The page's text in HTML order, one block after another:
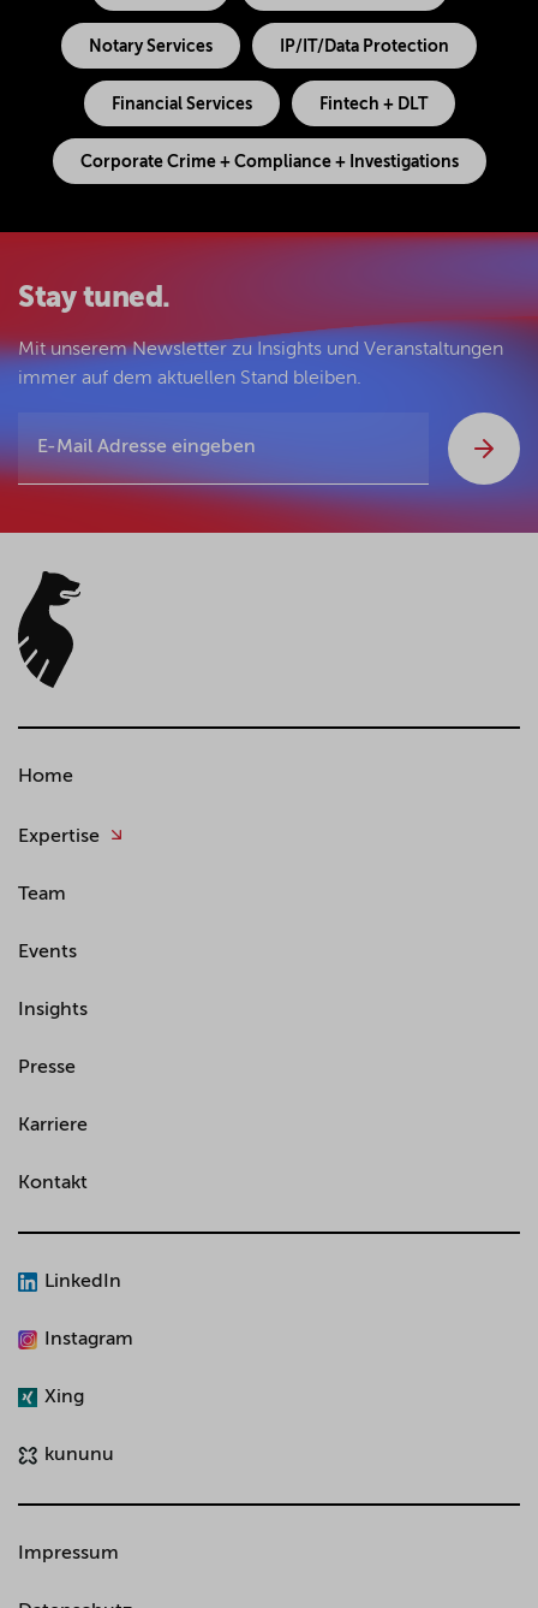
Notary Services IP/IT/Data Protection
Financial Services Fintech + DLT
Corporate Crime + Compliance + Investigations
Stay tuned.
Mit unserem Newsletter zu Insights und Veranstaltungen
immer auf dem aktuellen Stand bleiben.
Home
Expertise
Team
Events
Insights
Presse
Karriere
Kontakt
LinkedIn
Instagram
Xing
kununu
Impressum